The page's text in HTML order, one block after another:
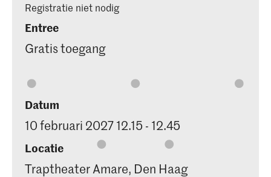
Registratie niet nodig
Entree
Gratis toegang
Datum
10 februari 2027 12.15 - 12.45
Locatie
Traptheater Amare, Den Haag